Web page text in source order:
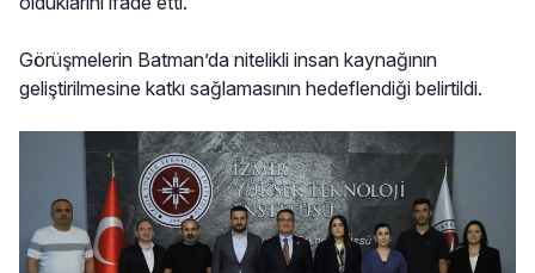
Görüşmelerin Batman’da nitelikli insan kaynağının
geliştirilmesine katkı sağlamasının hedeflendiği belirtildi.